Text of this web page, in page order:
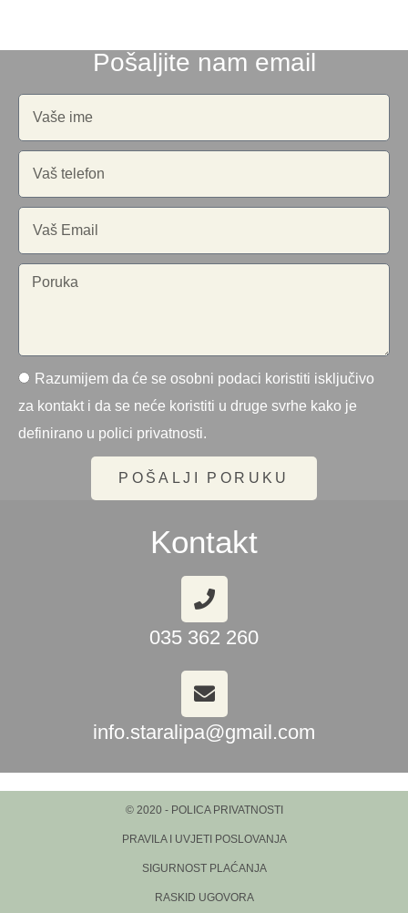
Pošaljite nam email
Razumijem da će se osobni podaci koristiti isključivo
za kontakt i da se neće koristiti u druge svrhe kako je
definirano u polici privatnosti.
POŠALJI PORUKU
Kontakt
035 362 260
info.staralipa@gmail.com
© 2020 - POLICA PRIVATNOSTI
PRAVILA I UVJETI POSLOVANJA
SIGURNOST PLAĆANJA
RASKID UGOVORA